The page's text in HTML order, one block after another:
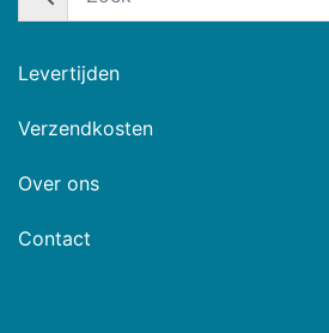
Levertijden
Verzendkosten
Over ons
Contact